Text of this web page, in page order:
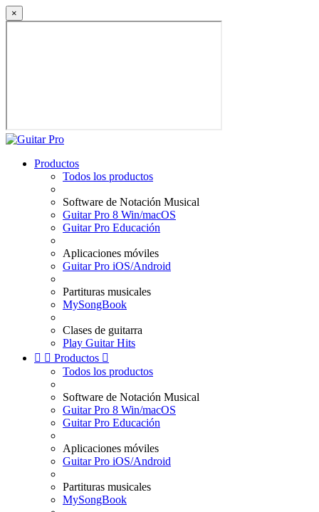
×
Productos
Todos los productos
Software de Notación Musical
Guitar Pro 8 Win/macOS
Guitar Pro Educación
Aplicaciones móviles
Guitar Pro iOS/Android
Partituras musicales
MySongBook
Clases de guitarra
Play Guitar Hits
  Productos 
Todos los productos
Software de Notación Musical
Guitar Pro 8 Win/macOS
Guitar Pro Educación
Aplicaciones móviles
Guitar Pro iOS/Android
Partituras musicales
MySongBook